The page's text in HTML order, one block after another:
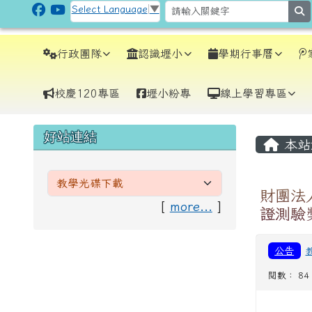
跳至主內容區
CLPS Site
Select Language ▼
導覽列行政團隊 認識壢小 學期行事曆
校慶120專區 壢小粉專 線上學習專區
左邊區域內容
好站連結
[ more... ]
主內
本站
財團法
證測驗
公告
閱數： 84
頁尾區域